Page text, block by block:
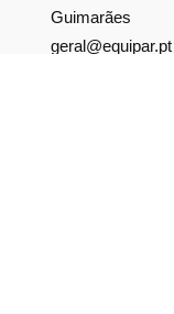
Guimarães
geral@equipar.pt